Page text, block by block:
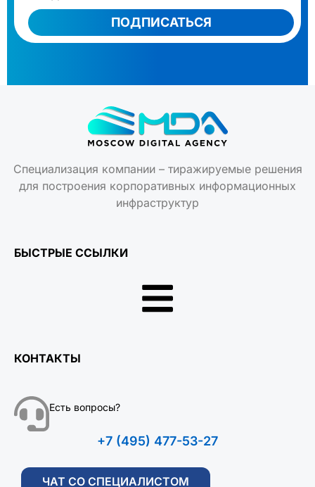
ПОДПИСАТЬСЯ
Специализация компании – тиражируемые решения
для построения корпоративных информационных
инфраструктур
БЫСТРЫЕ ССЫЛКИ
КОНТАКТЫ
Есть вопросы?
+7 (495) 477-53-27
ЧАТ СО СПЕЦИАЛИСТОМ